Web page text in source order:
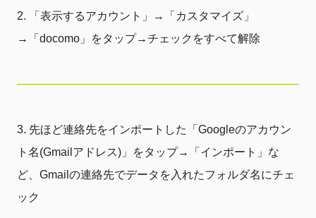
「表示するアカウント」→「カスタマイズ」
→「docomo」をタップ→チェックをすべて解除
先ほど連絡先をインポートした「Googleのアカウン
ト名(Gmailアドレス)」をタップ→「インポート」な
ど、Gmailの連絡先でデータを入れたフォルダ名にチェ
ック